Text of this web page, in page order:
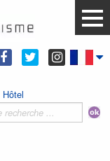
Hôtel